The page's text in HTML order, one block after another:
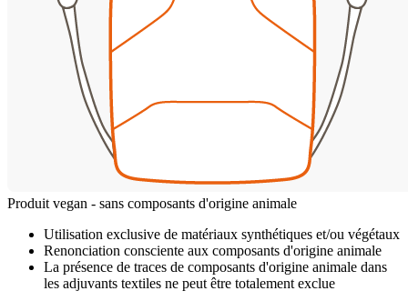
Produit vegan - sans composants d'origine animale
Utilisation exclusive de matériaux synthétiques et/ou végétaux
Renonciation consciente aux composants d'origine animale
La présence de traces de composants d'origine animale dans
les adjuvants textiles ne peut être totalement exclue